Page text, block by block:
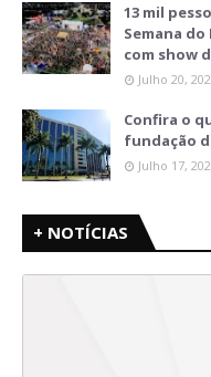
13 mil
Semana
com show
Julho 20,
Confira o
fundação
Julho 17,
+ NOTÍCIAS